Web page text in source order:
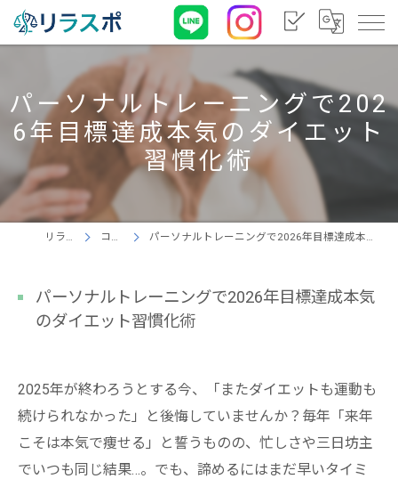
パーソナルトレーニングで202
6年目標達成本気のダイエット
習慣化術
リラスポ コラム パーソナルトレーニングで2026年目標達成本気のダイエット習慣化術
パーソナルトレーニングで2026年目標達成本気
のダイエット習慣化術
2025年が終わろうとする今、「またダイエットも運動も
続けられなかった」と後悔していませんか？毎年「来年
こそは本気で痩せる」と誓うものの、忙しさや三日坊主
でいつも同じ結果…。でも、諦めるにはまだ早いタイミ